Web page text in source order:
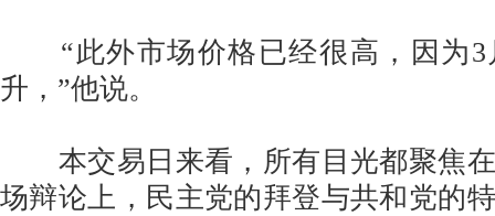
“此外市场价格已经很高，因为3
升，”他说。
本交易日来看，所有目光都聚焦在
场辩论上，民主党的拜登与共和党的